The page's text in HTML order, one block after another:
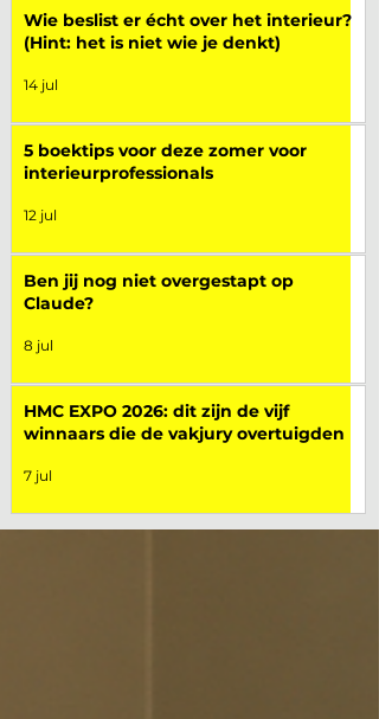
Wie beslist er écht over het interieur?
(Hint: het is niet wie je denkt)
14 jul
5 boektips voor deze zomer voor
interieurprofessionals
12 jul
Ben jij nog niet overgestapt op
Claude?
8 jul
HMC EXPO 2026: dit zijn de vijf
winnaars die de vakjury overtuigden
7 jul